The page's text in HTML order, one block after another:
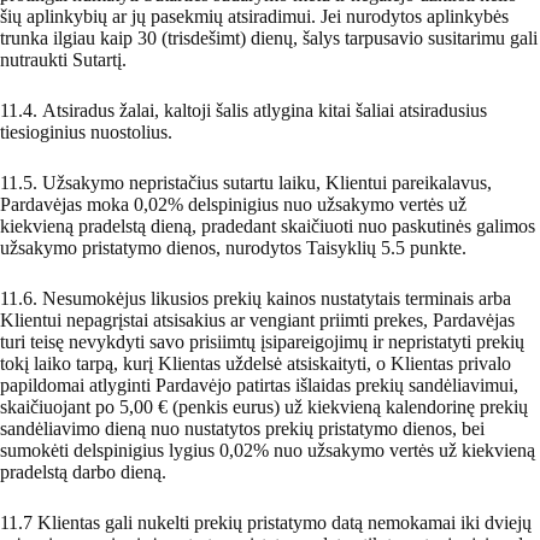
šių aplinkybių ar jų pasekmių atsiradimui. Jei nurodytos aplinkybės
trunka ilgiau kaip 30 (trisdešimt) dienų, šalys tarpusavio susitarimu gali
nutraukti Sutartį.
11.4. Atsiradus žalai, kaltoji šalis atlygina kitai šaliai atsiradusius
tiesioginius nuostolius.
11.5. Užsakymo nepristačius sutartu laiku, Klientui pareikalavus,
Pardavėjas moka 0,02% delspinigius nuo užsakymo vertės už
kiekvieną pradelstą dieną, pradedant skaičiuoti nuo paskutinės galimos
užsakymo pristatymo dienos, nurodytos Taisyklių 5.5 punkte.
11.6. Nesumokėjus likusios prekių kainos nustatytais terminais arba
Klientui nepagrįstai atsisakius ar vengiant priimti prekes, Pardavėjas
turi teisę nevykdyti savo prisiimtų įsipareigojimų ir nepristatyti prekių
tokį laiko tarpą, kurį Klientas uždelsė atsiskaityti, o Klientas privalo
papildomai atlyginti Pardavėjo patirtas išlaidas prekių sandėliavimui,
skaičiuojant po 5,00 € (penkis eurus) už kiekvieną kalendorinę prekių
sandėliavimo dieną nuo nustatytos prekių pristatymo dienos, bei
sumokėti delspinigius lygius 0,02% nuo užsakymo vertės už kiekvieną
pradelstą darbo dieną.
11.7 Klientas gali nukelti prekių pristatymo datą nemokamai iki dviejų